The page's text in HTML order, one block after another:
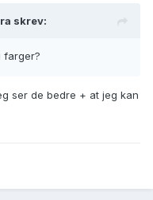
skrev:
farger?
ser de bedre + at jeg kan